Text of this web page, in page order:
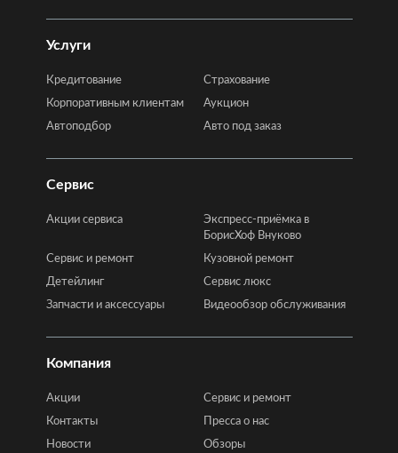
Услуги
Кредитование
Страхование
Корпоративным клиентам
Аукцион
Автоподбор
Авто под заказ
Сервис
Акции сервиса
Экспресс-приёмка в
БорисХоф Внуково
Сервис и ремонт
Кузовной ремонт
Детейлинг
Сервис люкс
Запчасти и аксессуары
Видеообзор обслуживания
Компания
Акции
Сервис и ремонт
Контакты
Пресса о нас
Новости
Обзоры